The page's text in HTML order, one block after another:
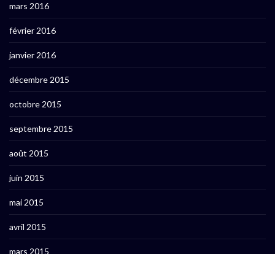
mars 2016
février 2016
janvier 2016
décembre 2015
octobre 2015
septembre 2015
août 2015
juin 2015
mai 2015
avril 2015
mars 2015